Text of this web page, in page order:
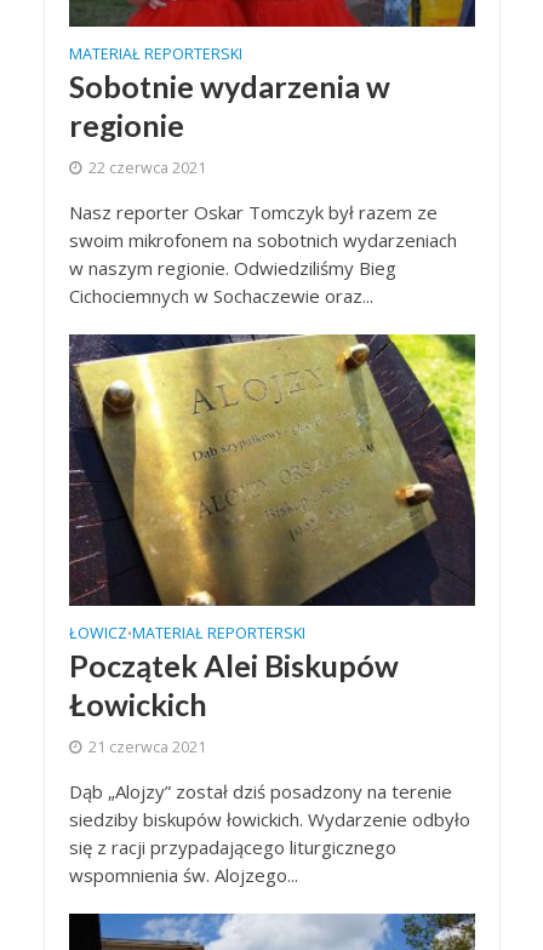
MATERIAŁ REPORTERSKI
Sobotnie wydarzenia w
regionie
22 czerwca 2021
Nasz reporter Oskar Tomczyk był razem ze
swoim mikrofonem na sobotnich wydarzeniach
w naszym regionie. Odwiedziliśmy Bieg
Cichociemnych w Sochaczewie oraz...
ŁOWICZ•MATERIAŁ REPORTERSKI
Początek Alei Biskupów
Łowickich
21 czerwca 2021
Dąb „Alojzy” został dziś posadzony na terenie
siedziby biskupów łowickich. Wydarzenie odbyło
się z racji przypadającego liturgicznego
wspomnienia św. Alojzego...